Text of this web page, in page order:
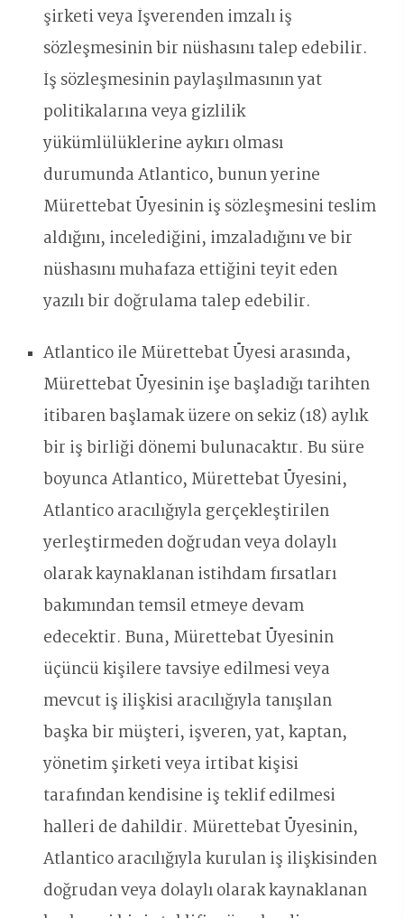
şirketi veya İşverenden imzalı iş
sözleşmesinin bir nüshasını talep edebilir.
İş sözleşmesinin paylaşılmasının yat
politikalarına veya gizlilik
yükümlülüklerine aykırı olması
durumunda Atlantico, bunun yerine
Mürettebat Üyesinin iş sözleşmesini teslim
aldığını, incelediğini, imzaladığını ve bir
nüshasını muhafaza ettiğini teyit eden
yazılı bir doğrulama talep edebilir.
Atlantico ile Mürettebat Üyesi arasında,
Mürettebat Üyesinin işe başladığı tarihten
itibaren başlamak üzere on sekiz (18) aylık
bir iş birliği dönemi bulunacaktır. Bu süre
boyunca Atlantico, Mürettebat Üyesini,
Atlantico aracılığıyla gerçekleştirilen
yerleştirmeden doğrudan veya dolaylı
olarak kaynaklanan istihdam fırsatları
bakımından temsil etmeye devam
edecektir. Buna, Mürettebat Üyesinin
üçüncü kişilere tavsiye edilmesi veya
mevcut iş ilişkisi aracılığıyla tanışılan
başka bir müşteri, işveren, yat, kaptan,
yönetim şirketi veya irtibat kişisi
tarafından kendisine iş teklif edilmesi
halleri de dahildir. Mürettebat Üyesinin,
Atlantico aracılığıyla kurulan iş ilişkisinden
doğrudan veya dolaylı olarak kaynaklanan